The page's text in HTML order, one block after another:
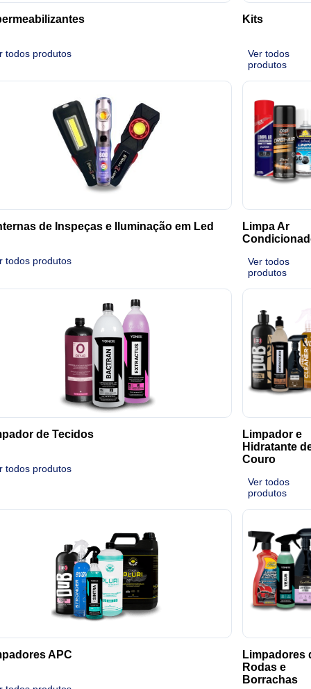
todos produtos
Kits
Ver todos
produtos
de Inspeças e Iluminação em Led
todos produtos
Limpa Ar
Ver todos
produtos
de Tecidos
todos produtos
Limpador e
Hidratante
Couro
Ver todos
produtos
APC
Limpadores
Rodas e
Borrachas